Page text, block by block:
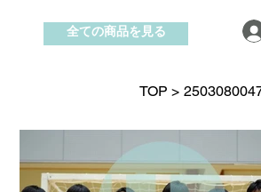
全ての商品を見る
TOP >